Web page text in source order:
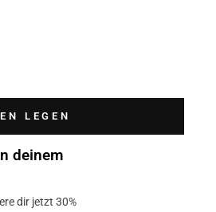
LEGEN
deinem
dir jetzt 30%